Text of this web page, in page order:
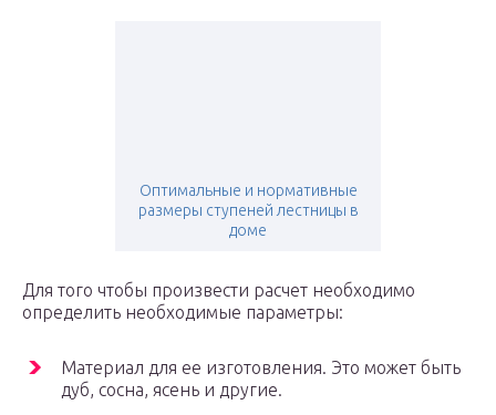
Оптимальные и нормативные
размеры ступеней лестницы в
доме
Для того чтобы произвести расчет необходимо
определить необходимые параметры:
Материал для ее изготовления. Это может быть
дуб, сосна, ясень и другие.